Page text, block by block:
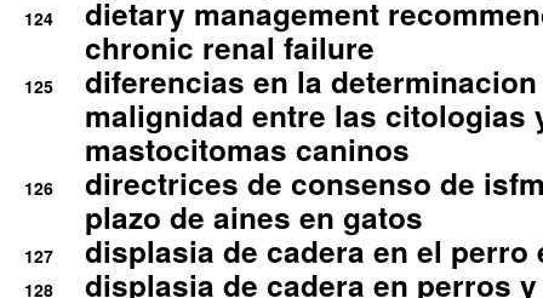
124
dietary management
chronic renal failure
125
diferencias en la
malignidad entre las citologias
mastocitomas caninos
126
directrices de consenso de
plazo de aines en gatos
127 displasia de cadera en el perro
128
displasia de cadera en perros